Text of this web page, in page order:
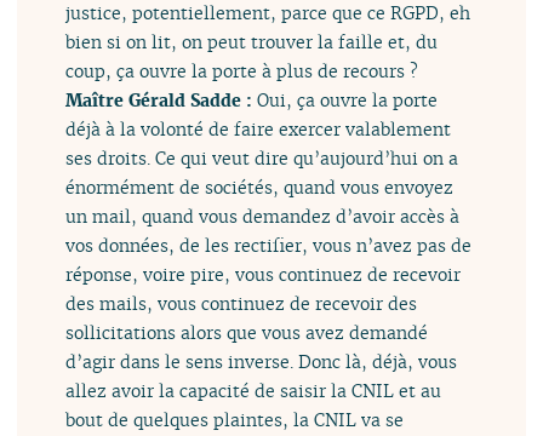
justice, potentiellement, parce que ce RGPD, eh
bien si on lit, on peut trouver la faille et, du
coup, ça ouvre la porte à plus de recours ?
Maître Gérald Sadde :Oui, ça ouvre la porte
déjà à la volonté de faire exercer valablement
ses droits. Ce qui veut dire qu’aujourd’hui on a
énormément de sociétés, quand vous envoyez
un mail, quand vous demandez d’avoir accès à
vos données, de les rectifier, vous n’avez pas de
réponse, voire pire, vous continuez de recevoir
des mails, vous continuez de recevoir des
sollicitations alors que vous avez demandé
d’agir dans le sens inverse. Donc là, déjà, vous
allez avoir la capacité de saisir la CNIL et au
bout de quelques plaintes, la CNIL va se